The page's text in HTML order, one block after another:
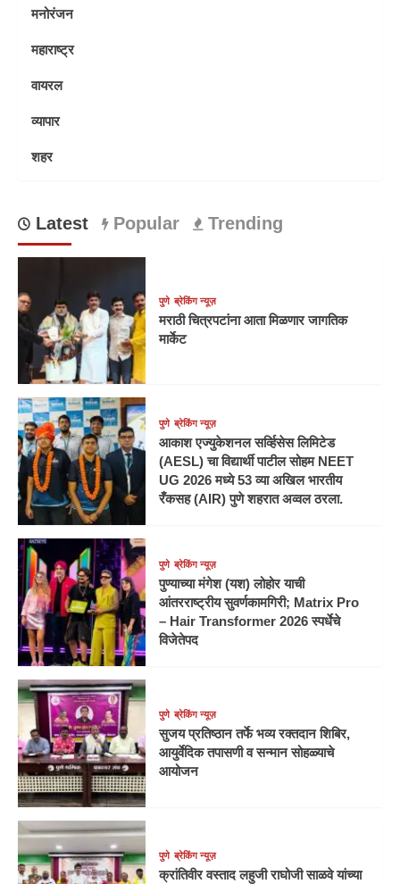
मनोरंजन
महाराष्ट्र
वायरल
व्यापार
शहर
Latest Popular Trending
पुणे ब्रेकिंग न्यूज़
मराठी चित्रपटांना आता मिळणार जागतिक
मार्केट
पुणे ब्रेकिंग न्यूज़
आकाश एज्युकेशनल सर्व्हिसेस लिमिटेड
(AESL) चा विद्यार्थी पाटील सोहम NEET
UG 2026 मध्ये 53 व्या अखिल भारतीय
रँकसह (AIR) पुणे शहरात अव्वल ठरला.
पुणे ब्रेकिंग न्यूज़
पुण्याच्या मंगेश (यश) लोहोर याची
आंतरराष्ट्रीय सुवर्णकामगिरी; Matrix Pro
– Hair Transformer 2026 स्पर्धेचे
विजेतेपद
पुणे ब्रेकिंग न्यूज़
सुजय प्रतिष्ठान तर्फे भव्य रक्तदान शिबिर,
आयुर्वेदिक तपासणी व सन्मान सोहळ्याचे
आयोजन
पुणे ब्रेकिंग न्यूज़
क्रांतिवीर वस्ताद लहुजी राघोजी साळवे यांच्या